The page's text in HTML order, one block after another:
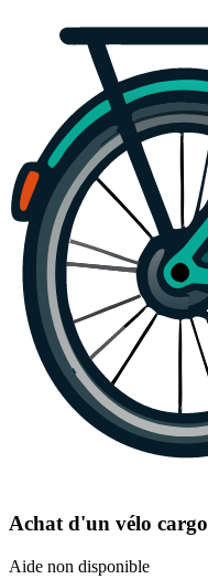
Achat d'un vélo cargo
Aide non disponible